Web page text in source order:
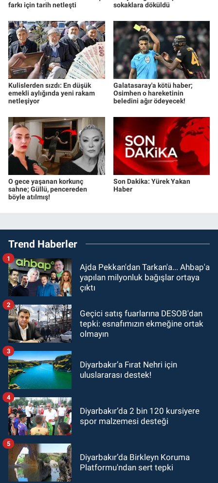
farkı için tarih netleşti
sokaklara döküldü
Kulislerden sızdı: En düşük
emekli aylığında yeni rakam
netleşiyor
Galatasaray'a kötü haber;
Osimhen o hareketinin
beledini ağır ödeyecek!
O gece yaşanan korkunç
sahne; Güllü, pencereden
böyle atılmış!
Son Dakika: Yürek Yakan
Haber
Trend Haberler
Ajda Pekkan'dan Tarkan'a... Ahbap'a
yapılan milyonluk bağışlar ortaya
çıktı
1
Geçici satış fuarlarına DESOB'dan
tepki: esnafımızın ekmeğine ortak
olmayın
2
Diyarbakır’a Fırat Nehri için
uluslararası destek!
3
Diyarbakır’da 2 bin 120 kursiyere
spor malzemesi desteği
4
Diyarbakır’da Birkleyn Koruma
Platformu'ndan sert tepki
5